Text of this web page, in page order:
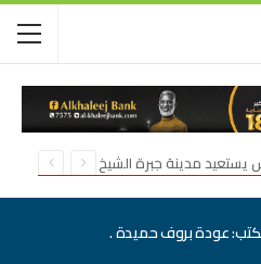
عاجل..الجيش يستعيد مدينة جبرة الشيخ في شمال كردفان
عودة بروف حميدة .